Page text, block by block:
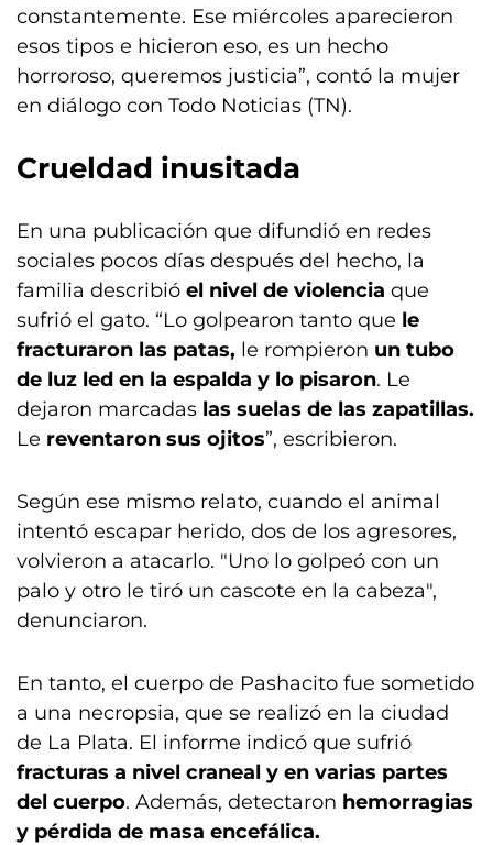
constantemente. Ese miércoles aparecieron
esos tipos e hicieron eso, es un hecho
horroroso, queremos justicia”, contó la mujer
en diálogo con Todo Noticias (TN).
Crueldad inusitada
En una publicación que difundió en redes
sociales pocos días después del hecho, la
familia describió el nivel de violencia que
sufrió el gato. “Lo golpearon tanto que le
fracturaron las patas, le rompieron un tubo
de luz led en la espalda y lo pisaron. Le
dejaron marcadas las suelas de las zapatillas.
Le reventaron sus ojitos”, escribieron.
Según ese mismo relato, cuando el animal
intentó escapar herido, dos de los agresores,
volvieron a atacarlo. "Uno lo golpeó con un
palo y otro le tiró un cascote en la cabeza",
denunciaron.
En tanto, el cuerpo de Pashacito fue sometido
a una necropsia, que se realizó en la ciudad
de La Plata. El informe indicó que sufrió
fracturas a nivel craneal y en varias partes
del cuerpo. Además, detectaron hemorragias
y pérdida de masa encefálica.